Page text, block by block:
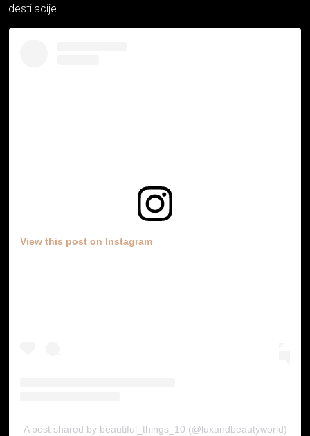
destilacije.
View this post on Instagram
A post shared by beautiful_things_10 (@luxandbeautyworld)